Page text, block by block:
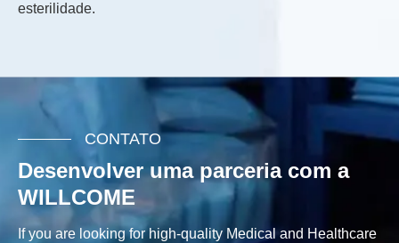
esterilidade.
CONTATO
Desenvolver uma parceria com a
WILLCOME
If you are looking for high-quality Medical and Healthcare